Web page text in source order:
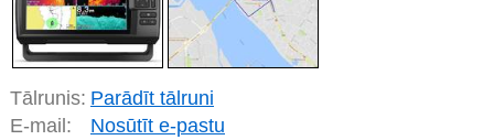
Tālrunis: Parādīt tālruni
E-mail:
Nosūtīt e-pastu